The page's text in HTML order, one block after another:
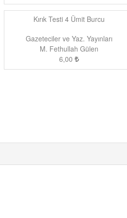
Kırık Testi 4 Ümit Burcu
Gazeteciler ve Yaz. Yayınları
M. Fethullah Gülen
6,00